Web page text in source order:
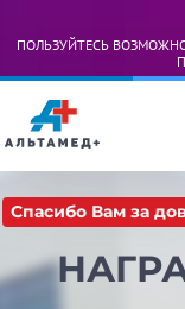
ПОЛЬЗУЙТЕСЬ
Спасибо Вам за